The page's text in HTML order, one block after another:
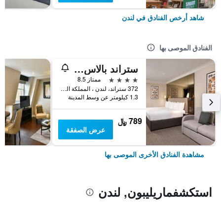
شاهد أرخص الفنادق في لندن
الفنادق الموصى بها
ستراند بالاس هوتل
4 نجوم
ممتاز 8.5
372 ستراند، لندن ، المملكة المتحدة, لندن, المملكة المتحدة
1.3 كيلومتر عن وسط المدينة
789 ﷼
عرض الصفقة
مشاهدة الفنادق الأخرى الموصى بها
استكشفماريليبون, لندن